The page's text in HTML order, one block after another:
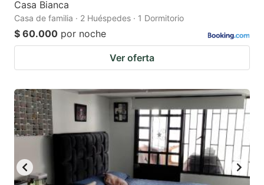
Casa Bianca
Casa de familia · 2 Huéspedes · 1 Dormitorio
$ 60.000 por noche
Ver oferta